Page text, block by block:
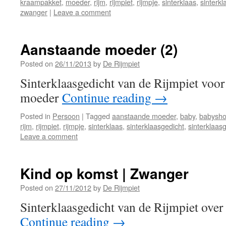
zwanger | Leave a comment
Aanstaande moeder (2)
Posted on 26/11/2013 by De Rijmpiet
Sinterklaasgedicht van de Rijmpiet voor
moederContinue reading →
Posted in Persoon | Tagged aanstaande moeder, baby,
rijm, rijmpiet, rijmpje, sinterklaas, sinterklaasgedicht,
Leave a comment
Kind op komst | Zwanger
Posted on 27/11/2012by De Rijmpiet
Sinterklaasgedicht van de Rijmpiet
Continue reading →